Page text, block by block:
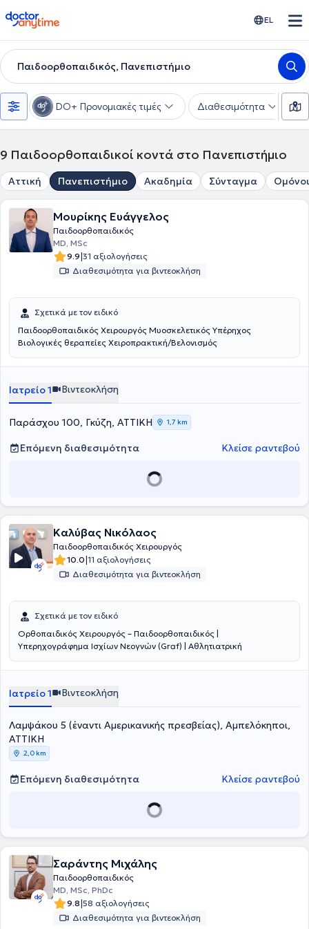
doctoranytime EL
Παιδοορθοπαιδικός, Πανεπιστήμιο
DO+ Προνομιακές τιμές Διαθεσιμότητα
9 Παιδοορθοπαιδικοί κοντά στο Πανεπιστήμιο
Αττική Πανεπιστήμιο Ακαδημία Σύνταγμα
Μουρίκης Ευάγγελος
Παιδοορθοπαιδικός
MD, MSc
9.9|31 αξιολογήσεις
Διαθεσιμότητα για βιντεοκλήση
Σχετικά με τον ειδικό
Παιδοορθοπαιδικός Χειρουργός Μυοσκελετικός Υπέρηχος
Βιολογικές θεραπείες Χειροπρακτική/Βελονισμός
Ιατρείο 1 Βιντεοκλήση
Παράσχου 100, Γκύζη, ΑΤΤΙΚΗ 1,7 km
Επόμενη διαθεσιμότητα Κλείσε ραντεβού
Καλύβας Νικόλαος
Παιδοορθοπαιδικός Χειρουργός
10.0|11 αξιολογήσεις
Διαθεσιμότητα για βιντεοκλήση
Σχετικά με τον ειδικό
Ορθοπαιδικός Χειρουργός – Παιδοορθοπαιδικός |
Υπερηχογράφημα Ισχίων Νεογνών (Graf) | Αθλητιατρική
Ιατρείο 1 Βιντεοκλήση
Λαμψάκου 5 (έναντι Αμερικανικής πρεσβείας), Αμπελόκηποι,
ΑΤΤΙΚΗ
2,0 km
Επόμενη διαθεσιμότητα Κλείσε ραντεβού
Σαράντης Μιχάλης
Παιδοορθοπαιδικός
MD, MSc, PhDc
9.8|58 αξιολογήσεις
Διαθεσιμότητα για βιντεοκλήση